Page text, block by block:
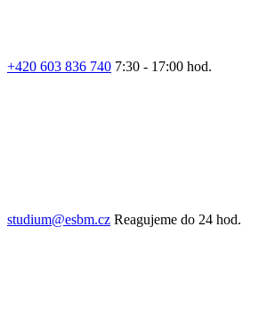
+420 603 836 740 7:30 - 17:00 hod.
studium@esbm.cz Reagujeme do 24 hod.